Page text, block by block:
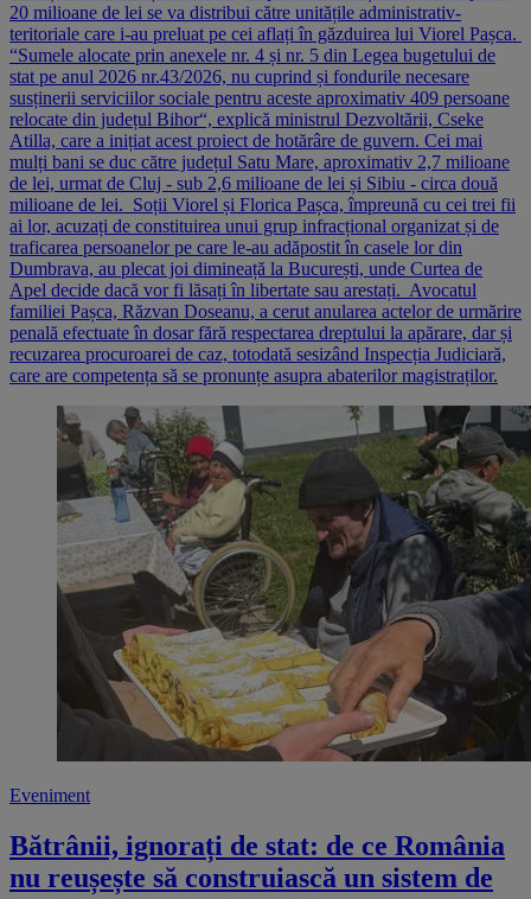
20 milioane de lei se va distribui către unitățile administrativ-
teritoriale care i-au preluat pe cei aflați în găzduirea lui Viorel Pașca.
“Sumele alocate prin anexele nr. 4 și nr. 5 din Legea bugetului de
stat pe anul 2026 nr.43/2026, nu cuprind și fondurile necesare
susținerii serviciilor sociale pentru aceste aproximativ 409 persoane
relocate din județul Bihor“, explică ministrul Dezvoltării, Cseke
Atilla, care a inițiat acest proiect de hotărâre de guvern. Cei mai
mulți bani se duc către județul Satu Mare, aproximativ 2,7 milioane
de lei, urmat de Cluj - sub 2,6 milioane de lei și Sibiu - circa două
milioane de lei. Soții Viorel și Florica Pașca, împreună cu cei trei fii
ai lor, acuzați de constituirea unui grup infracțional organizat și de
traficarea persoanelor pe care le-au adăpostit în casele lor din
Dumbrava, au plecat joi dimineață la București, unde Curtea de
Apel decide dacă vor fi lăsați în libertate sau arestați. Avocatul
familiei Pașca, Răzvan Doseanu, a cerut anularea actelor de urmărire
penală efectuate în dosar fără respectarea dreptului la apărare, dar și
recuzarea procuroarei de caz, totodată sesizând Inspecția Judiciară,
care are competența să se pronunțe asupra abaterilor magistraților.
Eveniment
Bătrânii, ignorați de stat: de ce România
nu reușește să construiască un sistem de